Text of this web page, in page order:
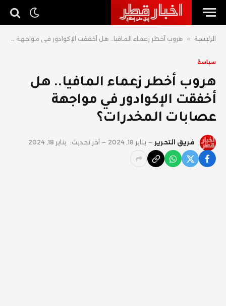
الرئيسية » هروب أخطر زعماء المافيا.. هل أخفقت الإكوادور في مواجهة عصابات المخدرات؟
سياسة
هروب أخطر زعماء المافيا.. هل
أخفقت الإكوادور في مواجهة
عصابات المخدرات؟
فريق التحرير يناير 18, 2024 آخر تحديث: يناير 18, 2024